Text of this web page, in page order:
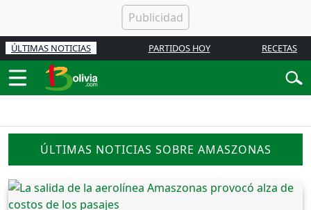
ÚLTIMAS NOTICIAS PARTIDOS HOY RECETAS
ÚLTIMAS NOTICIAS SOBRE AMASZONAS